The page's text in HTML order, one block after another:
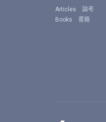
Articles 論考
Books 書籍